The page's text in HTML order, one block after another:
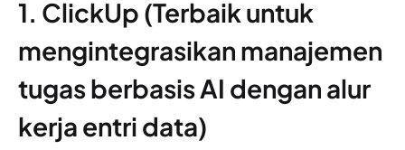
1. ClickUp (Terbaik untuk
mengintegrasikan manajemen
tugas berbasis AI dengan alur
kerja entri data)